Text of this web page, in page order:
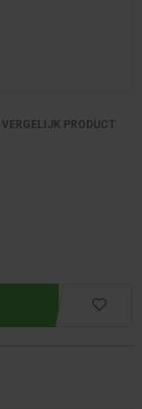
VERGELIJK PRODUCT